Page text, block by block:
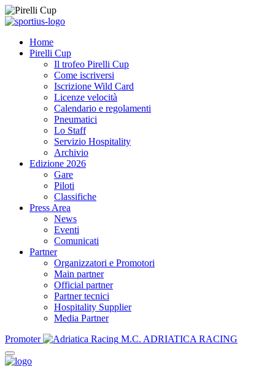
Home
Pirelli Cup
Il trofeo Pirelli Cup
Come iscriversi
Iscrizione Wild Card
Licenze velocità
Calendario e regolamenti
Pneumatici
Lo Staff
Servizio Hospitality
Archivio
Edizione 2026
Gare
Piloti
Classifiche
Press Area
News
Eventi
Comunicati
Partner
Organizzatori e Promotori
Main partner
Official partner
Partner tecnici
Hospitality Supplier
Media Partner
Promoter
M.C. ADRIATICA RACING